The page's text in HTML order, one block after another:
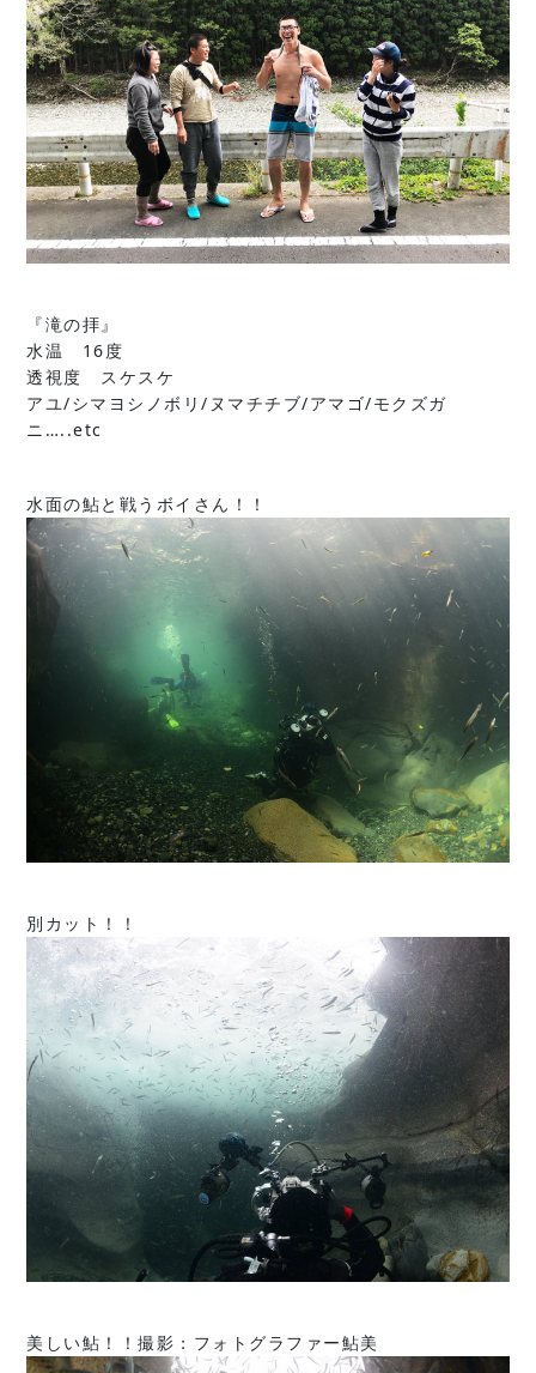
『滝の拝』
水温 16度
透視度 スケスケ
アユ/シマヨシノボリ/ヌマチチブ/アマゴ/モクズガ
ニ…..etc
水面の鮎と戦うボイさん！！
別カット！！
美しい鮎！！撮影：フォトグラファー鮎美